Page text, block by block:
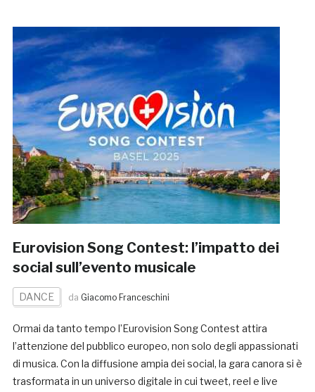
Eurovision Song Contest: l’impatto dei
social sull’evento musicale
DANCE da Giacomo Franceschini
Ormai da tanto tempo l’Eurovision Song Contest attira
l’attenzione del pubblico europeo, non solo degli appassionati
di musica. Con la diffusione ampia dei social, la gara canora si è
trasformata in un universo digitale in cui tweet, reel e live